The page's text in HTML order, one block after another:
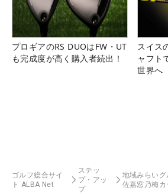
プロギアのRS DUOはFW・UT
も完成度が高く購入者続出！
スイス
ャフト
世界へ
ゴルフ総合サイ
ト ALBA Net
ステッ
プ・アッ
プ
地域みらいグ
佐嘉窓乃梅カ